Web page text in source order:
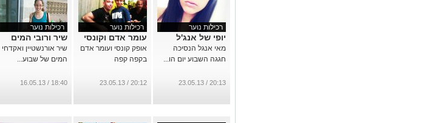
רכילות נוער
יופי של אנג'ל
מאי אנגל הנסיכה
חגגה השבוע יום הו...
20:13 / 23.05.13
רכילות נוער
עומר אדם וקונסי
אופק קונסי ועומר אדם
בקפה קפה
20:12 / 23.05.13
רכילות נוער
שיר ורובי המים
שיר אורנשטיין ואקדחי
המים של שבוע...
18:40 / 16.05.13